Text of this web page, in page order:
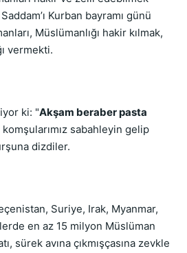
Kurban bayramı günü
Müslümanlığı hakir kılmak,
vermekti.
ki: "Akşam beraber pasta
komşularımız sabahleyin gelip
dizdiler.
Suriye, Irak, Myanmar,
en az 15 milyon Müslüman
sürek avına çıkmışçasına zevkle